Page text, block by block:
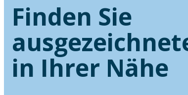
Finden Sie
in Ihrer Nähe